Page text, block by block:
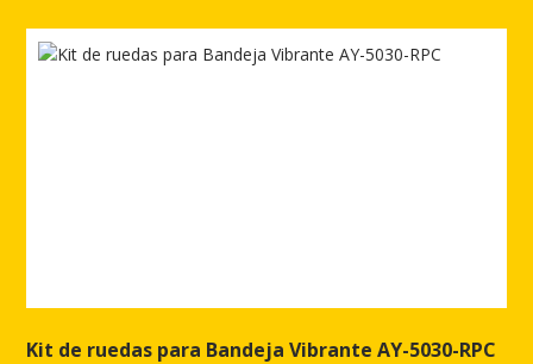
Kit de ruedas para Bandeja Vibrante AY-5030-RPC